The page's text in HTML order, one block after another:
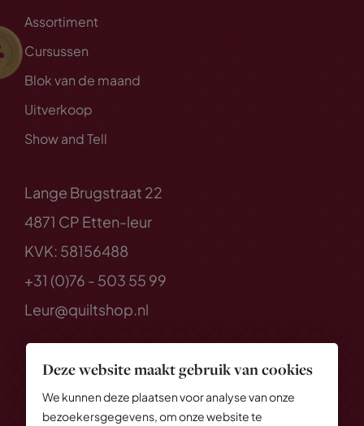
Deze website maakt gebruik van cookies
We kunnen deze plaatsen voor analyse van onze
bezoekersgegevens, om onze website te
Assortiment
Cursussen
Blok van de maand
Uitverkoop
Show and Tell
Lange Brugstraat 22
4871 CP Etten-leur
KVK: 58156488
+31 (0)76 - 503 55 99
Leur@quiltshop.nl